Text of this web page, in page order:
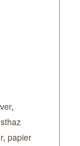
,
, papier